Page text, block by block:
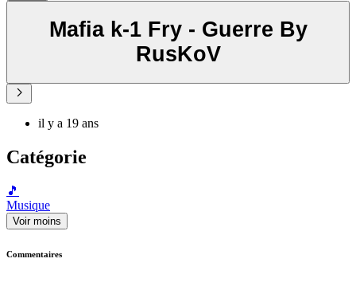
Mafia k-1 Fry - Guerre By
RusKoV
il y a 19 ans
Catégorie
🎵
Musique
Voir moins
Commentaires